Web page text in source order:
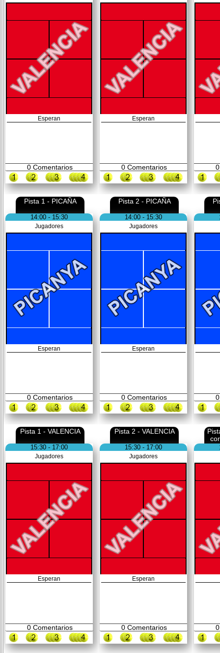
Esperan
0Comentarios
Esperan
0Comentarios 0
Pista 1 - PICAÑA
14:00 - 15:30
Jugadores
Esperan
0Comentarios
Pista 2 - PICAÑA
14:00 - 15:30
Jugadores
Esperan
0Comentarios 0
Pista 1 - VALENCIA
15:30 - 17:00
Jugadores
Esperan
0Comentarios
Pista 2 - VALENCIA
15:30 - 17:00
Jugadores
Esperan
0Comentarios 0